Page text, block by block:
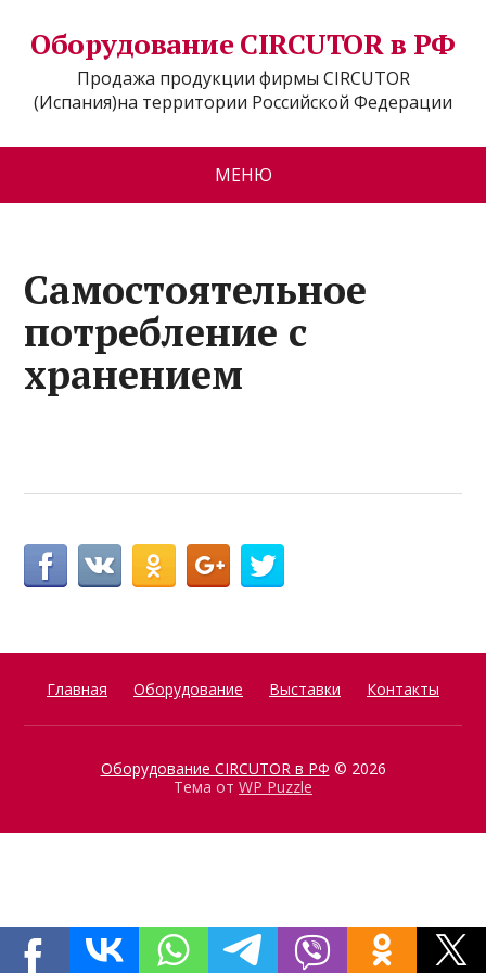
Оборудование CIRCUTOR в РФ
Продажа продукции фирмы CIRCUTOR
(Испания)на территории Российской Федерации
МЕНЮ
Самостоятельное
потребление с
хранением
Главная Оборудование Выставки Контакты
Оборудование CIRCUTOR в РФ © 2026
Тема от WP Puzzle